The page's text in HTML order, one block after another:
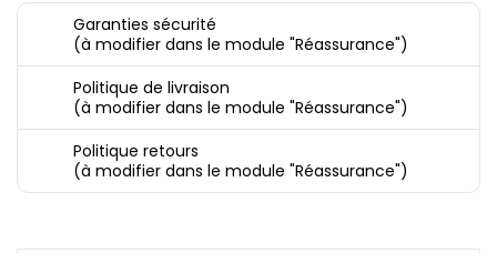
Garanties sécurité
(à modifier dans le module "Réassurance")
Politique de livraison
(à modifier dans le module "Réassurance")
Politique retours
(à modifier dans le module "Réassurance")